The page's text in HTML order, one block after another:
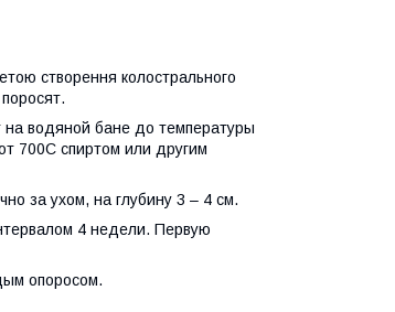
створення колострального
водяной бане до температуры
700С спиртом или другим
за ухом, на глубину 3 – 4 см.
4 недели. Первую
опоросом.